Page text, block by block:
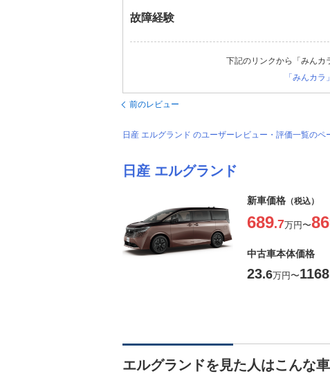
故障経験
下記のリンクから「みんカ
「みんカ
前のレビュー
日産 エルグランド のユーザーレビュー・評価一覧のペ
日産 エルグランド
新車価格 （税込）
689.7万円〜
中古車本体価格
23.6万円〜1168
エルグランドを見た人はこんな